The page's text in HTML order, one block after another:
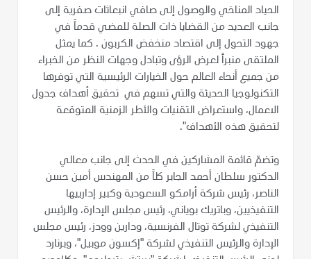
الحياد المناخي والوصول إلى صافي انبعاثات صفرية إلى
جانب العديد من القضايا ذات الصلة للمضي قدماً في
جهود التحول إلى اقتصاد منخفض الكربون . كما يمثل
الملتقى منبراً لعرض الرؤى وتبادل وجهات النظر من الخبراء
من جميع أنحاء العالم حول الخيارات الرئيسية التي توفرها
التكنولوجيا الحديثة والتي تسهم في تحقيق أهداف جدول
الاعمال، واستعراض التقنيات والأطر الزمنية المتوقعة
لتحقيق هذه الأهداف".
وتضمّ قائمة المشاركين في الحدث إلى جانب معالي
الدكتور سلطان أحمد الجابر كلاً من المهندس أمين حسن
الناصر، رئيس شركة أرامكو السعودية وكبير إدارييها
التنفيذيين، وباتريك بوياني، رئيس مجلس الإدارة، والرئيس
التنفيذي لشركة توتال الفرنسية، ودارين وودز، رئيس مجلس
الإدارة والرئيس التنفيذي لشركة "إكسون موبيل"، وبرنارد